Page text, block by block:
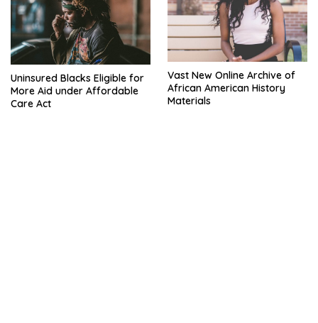
Uninsured Blacks Eligible for
More Aid under Affordable
Care Act
Vast New Online Archive of
African American History
Materials